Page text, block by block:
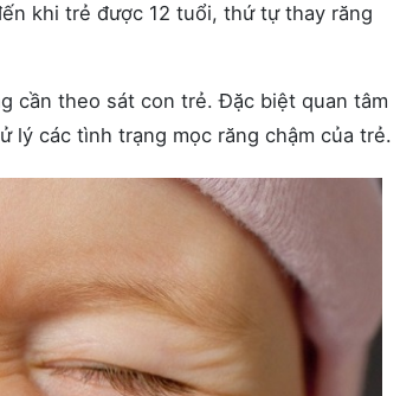
khi trẻ được 12 tuổi, thứ tự thay răng
cần theo sát con trẻ. Đặc biệt quan tâm
lý các tình trạng mọc răng chậm của trẻ.